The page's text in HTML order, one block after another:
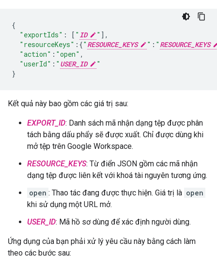
{
"exportIds" : [ " ID " ],
"resourceKeys" :{" RESOURCE_KEYS " : " RESOURCE_KEYS
"action" : "open" ,
"userId" : " USER_ID
"
}
Kết quả này bao gồm các giá trị sau:
EXPORT_ID: Danh sách mã nhận dạng tệp được phân
tách bằng dấu phẩy sẽ được xuất. Chỉ được dùng khi
mở tệp trên Google Workspace.
RESOURCE_KEYS: Từ điển JSON gồm các mã nhận
dạng tệp được liên kết với khoá tài nguyên tương ứng.
open : Thao tác đang được thực hiện. Giá trị là open
khi sử dụng một URL mở.
USER_ID: Mã hồ sơ dùng để xác định người dùng.
Ứng dụng của bạn phải xử lý yêu cầu này bằng cách làm
theo các bước sau: